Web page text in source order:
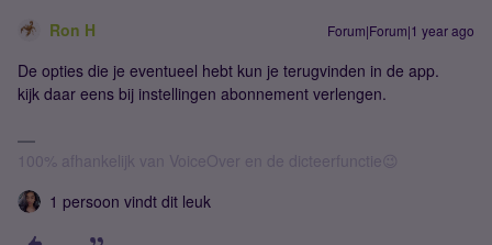
Ron H Forum|Forum|1 year ago
De opties die je eventueel hebt kun je terugvinden in de app.
kijk daar eens bij instellingen abonnement verlengen.
100% afhankelijk van VoiceOver en de dicteerfunctie😉
1 persoon vindt dit leuk